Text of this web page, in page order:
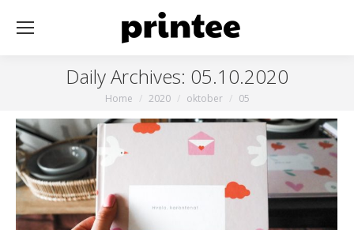
Daily Archives: 05.10.2020
You are here:
Home 2020 oktober 05